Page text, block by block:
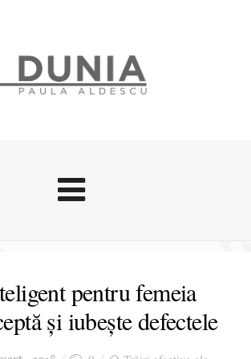
Stari afective
Zice Dunia
Călătorii
Cursuri povestite
pentru femeia
și iubește defectele